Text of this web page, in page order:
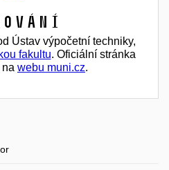
Ústav výpočetní techniky,
fakultu. Oficiální stránka
webu muni.cz.